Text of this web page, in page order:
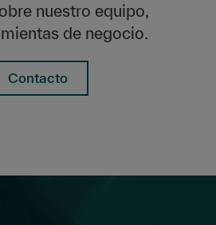
nuestro equipo,
de negocio.
Contacto